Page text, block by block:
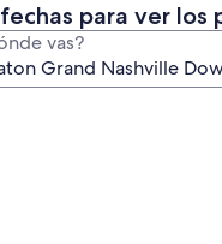
para ver los
vas?